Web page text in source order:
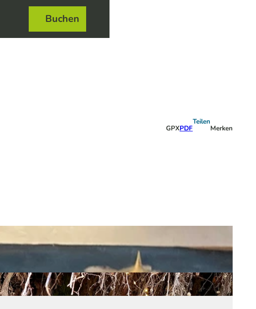
Buchen
GPXPDF
Teilen
Merken